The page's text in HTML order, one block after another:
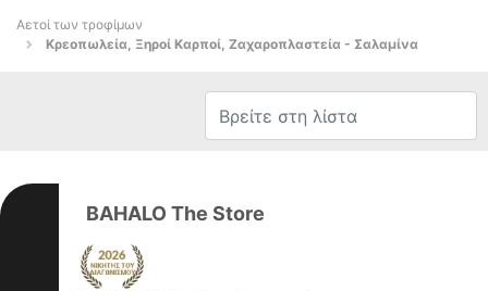
Αετοί των τροφίμων
Κρεοπωλεία, Ξηροί Καρποί, Ζαχαροπλαστεία - Σαλαμίνα
BAHALO The Store